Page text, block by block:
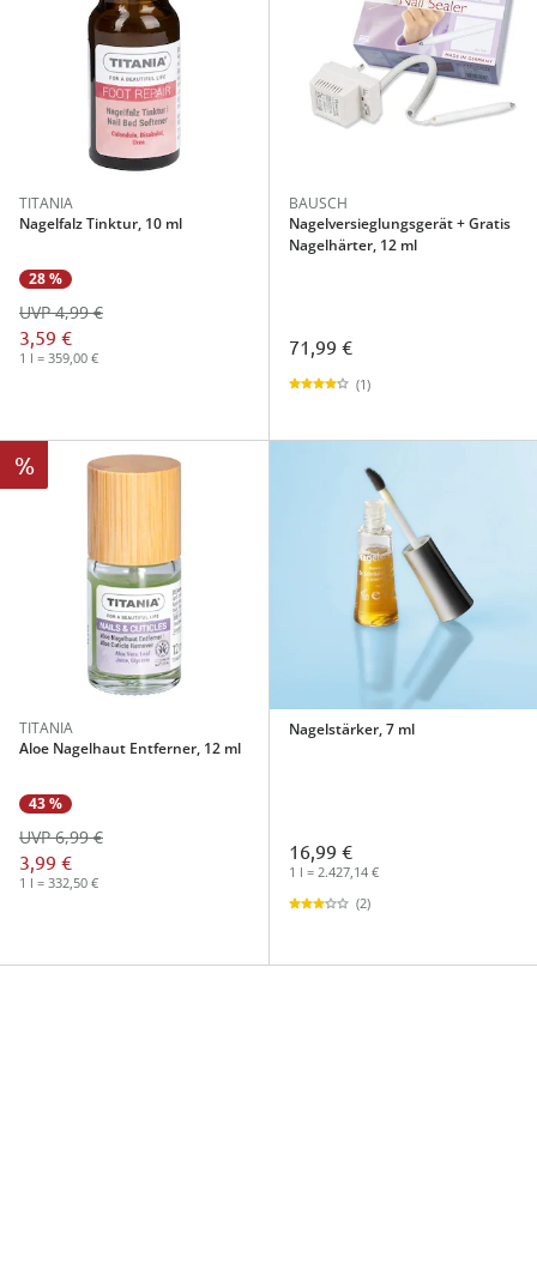
TITANIA
Nagelfalz Tinktur, 10 ml
28 %
3,59 €
UVP 4,99 €
1 l = 359,00 €
BAUSCH
Nagelversieglungsgerät + Gratis
Nagelhärter, 12 ml
71,99 €
(1)
%
TITANIA
Aloe Nagelhaut Entferner, 12 ml
43 %
3,99 €
UVP 6,99 €
1 l = 332,50 €
Nagelstärker, 7 ml
16,99 €
1 l = 2.427,14 €
(2)